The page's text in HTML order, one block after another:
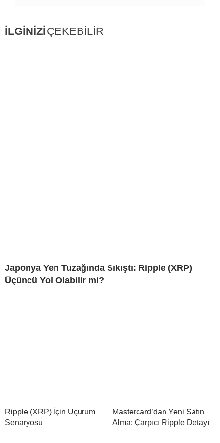
İLGİNİZİÇEKEBİLİR
Japonya Yen Tuzağında Sıkıştı: Ripple (XRP)
Üçüncü Yol Olabilir mi?
Ripple (XRP) İçin Uçurum
Senaryosu
Mastercard’dan Yeni Satın
Alma: Çarpıcı Ripple Detayı